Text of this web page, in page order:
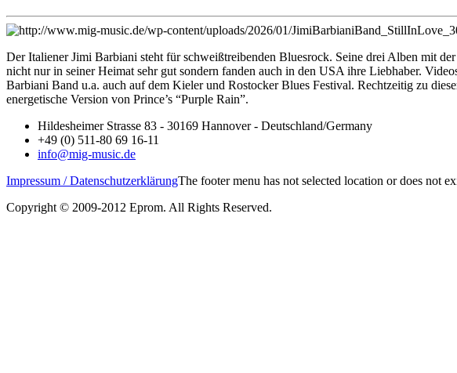
Der Italiener Jimi Barbiani steht für schweißtreibenden Bluesrock. Seine drei Alben mit
nicht nur in seiner Heimat sehr gut sondern fanden auch in den USA ihre Liebhaber.
Barbiani Band u.a. auch auf dem Kieler und Rostocker Blues Festival. Rechtzeitig zu
energetische Version von Prince’s “Purple Rain”.
Hildesheimer Strasse 83 - 30169 Hannover - Deutschland/Germany
+49 (0) 511-80 69 16-11
info@mig-music.de
Impressum / DatenschutzerklärungThe footer menu has not selected location or does not
Copyright © 2009-2012 Eprom. All Rights Reserved.